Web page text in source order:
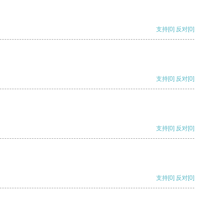
支持[0] 反对[0]
支持[0] 反对[0]
支持[0] 反对[0]
支持[0] 反对[0]